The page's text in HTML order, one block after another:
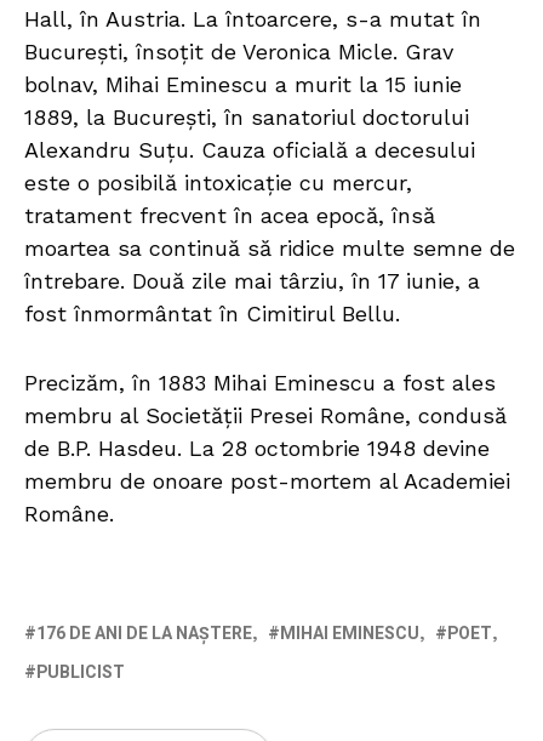
Hall, în Austria. La întoarcere, s-a mutat în
București, însoțit de Veronica Micle. Grav
bolnav, Mihai Eminescu a murit la 15 iunie
1889, la București, în sanatoriul doctorului
Alexandru Suțu. Cauza oficială a decesului
este o posibilă intoxicație cu mercur,
tratament frecvent în acea epocă, însă
moartea sa continuă să ridice multe semne de
întrebare. Două zile mai târziu, în 17 iunie, a
fost înmormântat în Cimitirul Bellu.
Precizăm, în 1883 Mihai Eminescu a fost ales
membru al Societății Presei Române, condusă
de B.P. Hasdeu. La 28 octombrie 1948 devine
membru de onoare post-mortem al Academiei
Române.
176 DE ANI DE LA NAȘTERE MIHAI EMINESCU
POET
PUBLICIST